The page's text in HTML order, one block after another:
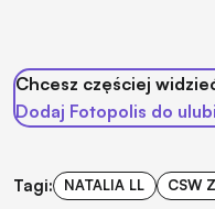
Chcesz częściej
Dodaj Fotopolis do
Tagi: NATALIA LL CSW